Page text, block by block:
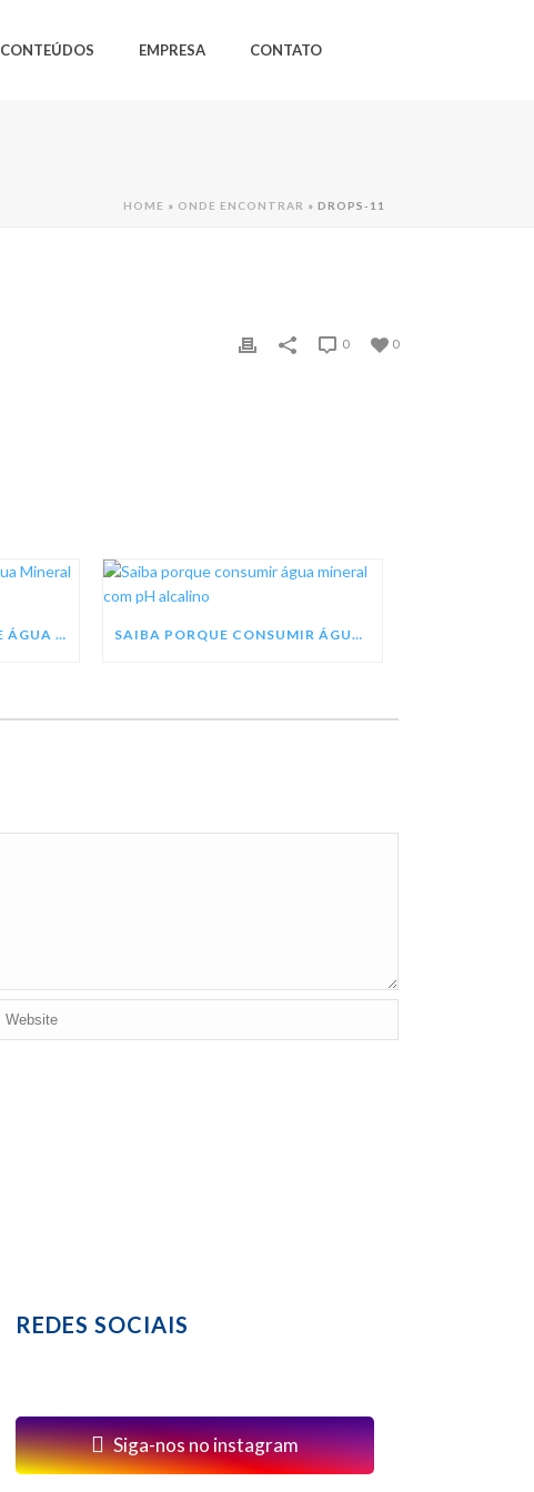
CONTEÚDOS EMPRESA CONTATO
HOME » ONDE ENCONTRAR » DROPS-11
0
0
SEJA UM REVENDEDOR DE ÁGUA MINERAL TREZE TÍLIAS SAIBA PORQUE CONSUMIR ÁGUA MINERAL COM PH ALCALINO
REDES SOCIAIS
Siga-nos no instagram